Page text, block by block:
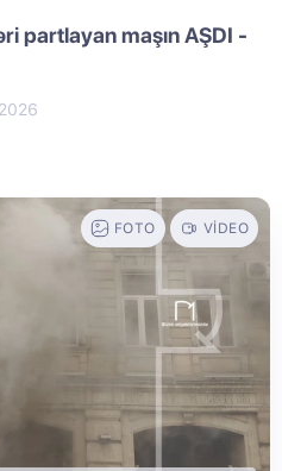
partlayan maşın AŞDI -
FOTO VIDEO